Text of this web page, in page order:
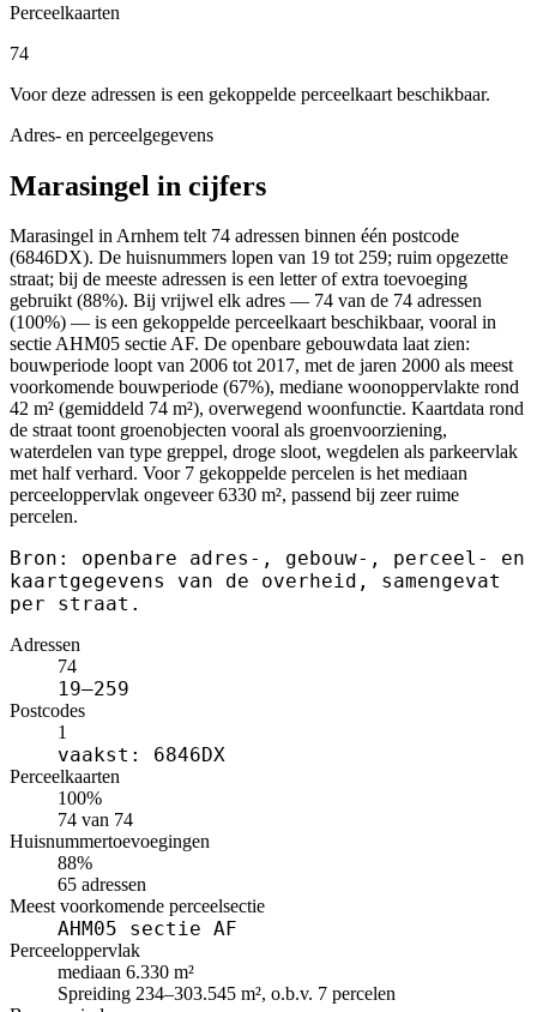
Perceelkaarten
74
Voor deze adressen is een gekoppelde perceelkaart beschikbaar.
Adres- en perceelgegevens
Marasingel in cijfers
Marasingel in Arnhem telt 74 adressen binnen één postcode
(6846DX). De huisnummers lopen van 19 tot 259; ruim opgezette
straat; bij de meeste adressen is een letter of extra toevoeging
gebruikt (88%). Bij vrijwel elk adres — 74 van de 74 adressen
(100%) — is een gekoppelde perceelkaart beschikbaar, vooral in
sectie AHM05 sectie AF. De openbare gebouwdata laat zien:
bouwperiode loopt van 2006 tot 2017, met de jaren 2000 als meest
voorkomende bouwperiode (67%), mediane woonoppervlakte rond
42 m² (gemiddeld 74 m²), overwegend woonfunctie. Kaartdata rond
de straat toont groenobjecten vooral als groenvoorziening,
waterdelen van type greppel, droge sloot, wegdelen als parkeervlak
met half verhard. Voor 7 gekoppelde percelen is het mediaan
perceeloppervlak ongeveer 6330 m², passend bij zeer ruime
percelen.
Bron: openbare adres-, gebouw-, perceel- en
kaartgegevens van de overheid, samengevat
per straat.
Adressen
74
19–259
Postcodes
1
vaakst: 6846DX
Perceelkaarten
100%
74 van 74
Huisnummertoevoegingen
88%
65 adressen
Meest voorkomende perceelsectie
AHM05 sectie AF
Perceeloppervlak
mediaan 6.330 m²
Spreiding 234–303.545 m², o.b.v. 7 percelen